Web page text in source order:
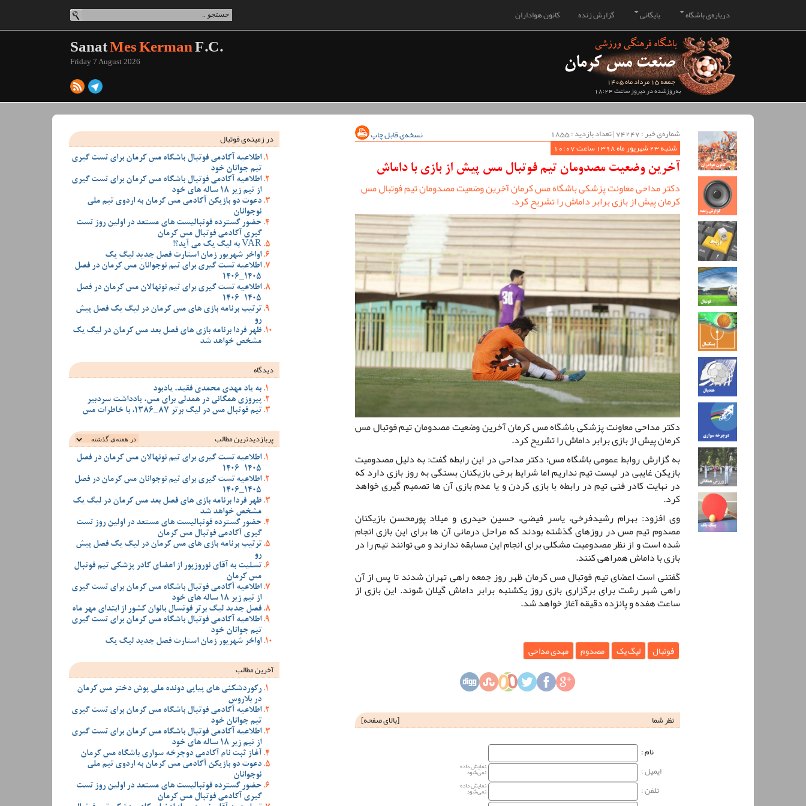
کانون هواداران گزارش زنده بایگانی درباره‌ی باشگاه
جمعه 15 مرداد ماه 1405
به‌روزشده در دیروز ساعت 18:24
SanatMes KermanF.C.
Friday 7 August 2026
شماره‌ی خبر : ‌74247 | تعداد بازدید : 1855
نسخه‌ی قابل چاپ
شنبه 23 شهریور ماه 1398 ساعت 10:07
آخرین وضعیت مصدومان تیم فوتبال مس پیش از بازی با داماش
دکتر مداحی معاونت پزشکی باشگاه مس کرمان آخرین وضعیت مصدومان تیم فوتبال مس
کرمان پیش از بازی برابر داماش را تشریح کرد.
دکتر مداحی معاونت پزشکی باشگاه مس کرمان آخرین وضعیت مصدومان تیم فوتبال مس
کرمان پیش از بازی برابر داماش را تشریح کرد.
به گزارش روابط عمومی باشگاه مس؛ دکتر مداحی در این رابطه گفت: به دلیل مصدومیت
بازیکن غایبی در لیست تیم نداریم اما شرایط برخی بازیکنان بستگی به روز بازی دارد که
در نهایت کادر فنی تیم در رابطه با بازی کردن و یا عدم بازی آن ها تصمیم گیری خواهد
کرد.
وی افزود: بهرام رشیدفرخی، یاسر فیضی، حسین حیدری و میلاد پورمحسن بازیکنان
مصدوم تیم مس در روزهای گذشته بودند که مراحل درمانی آن ها برای این بازی انجام
شده است و از نظر مصدومیت مشکلی برای انجام این مسابقه ندارند و می توانند تیم را در
بازی با داماش همراهی کنند.
گفتنی است اعضای تیم فوتبال مس کرمان ظهر روز جمعه راهی تهران شدند تا پس از آن
راهی شهر رشت برای برگزاری بازی روز یکشنبه برابر داماش گیلان شوند. این بازی از
ساعت هفده و پانزده دقیقه آغاز خواهد شد.
فوتبال لیگ یک مصدوم مهدی مداحی
نظر شما [بالای صفحه]
نام‌ :
ایمیل :
نمایش داده
نمی‌شود
تلفن : نمایش داده
نمی‌شود
در زمینه‌ی فوتبال
اطلاعیه آکادمی فوتبال باشگاه مس کرمان برای تست گیری
تیم جوانان خود
اطلاعیه آکادمی فوتبال باشگاه مس کرمان برای تست گیری
از تیم زیر 18 ساله های خود
دعوت دو بازیکن آکادمی مس کرمان به اردوی تیم ملی
نوجوانان
حضور گسترده فوتبالیست های مستعد در اولین روز تست
گیری آکادمی فوتبال مس کرمان
VAR به لیگ یک می آید؟!
اواخر شهریور زمان استارت فصل جدید لیگ یک
اطلاعیه تست گیری برای تیم نوجوانان مس کرمان در فصل
1405_1406
اطلاعیه تست گیری برای تیم نونهالان مس کرمان در فصل
1405-1406
ترتیب برنامه بازی های مس کرمان در لیگ یک فصل پیش
رو
ظهر فردا برنامه بازی های فصل بعد مس کرمان در لیگ یک
مشخص خواهد شد
دیدگاه
به یاد مهدی محمدی فقید، یادبود
پیروزی همگانی در همدلی برای مس، یادداشت سردبیر
تیم فوتبال مس در لیگ برتر 87_1386، با خاطرات مس
پربازدیدترین‌ مطالب
اطلاعیه تست گیری برای تیم نونهالان مس کرمان در فصل
1405-1406
اطلاعیه تست گیری برای تیم نوجوانان مس کرمان در فصل
1405_1406
ظهر فردا برنامه بازی های فصل بعد مس کرمان در لیگ یک
مشخص خواهد شد
حضور گسترده فوتبالیست های مستعد در اولین روز تست
گیری آکادمی فوتبال مس کرمان
ترتیب برنامه بازی های مس کرمان در لیگ یک فصل پیش
رو
تسلیت به آقای نوروزپور از اعضای کادر پزشکی تیم فوتبال
مس کرمان
اطلاعیه آکادمی فوتبال باشگاه مس کرمان برای تست گیری
از تیم زیر 18 ساله های خود
فصل جدید لیگ برتر فوتسال بانوان کشور از ابتدای مهر ماه
اطلاعیه آکادمی فوتبال باشگاه مس کرمان برای تست گیری
تیم جوانان خود
اواخر شهریور زمان استارت فصل جدید لیگ یک
آخرین مطالب
رکوردشکنی های پیاپی دونده ملی پوش دختر مس کرمان
در بلاروس
اطلاعیه آکادمی فوتبال باشگاه مس کرمان برای تست گیری
تیم جوانان خود
اطلاعیه آکادمی فوتبال باشگاه مس کرمان برای تست گیری
از تیم زیر 18 ساله های خود
آغاز ثبت نام آکادمی دوچرخه سواری باشگاه مس کرمان
دعوت دو بازیکن آکادمی مس کرمان به اردوی تیم ملی
نوجوانان
حضور گسترده فوتبالیست های مستعد در اولین روز تست
گیری آکادمی فوتبال مس کرمان